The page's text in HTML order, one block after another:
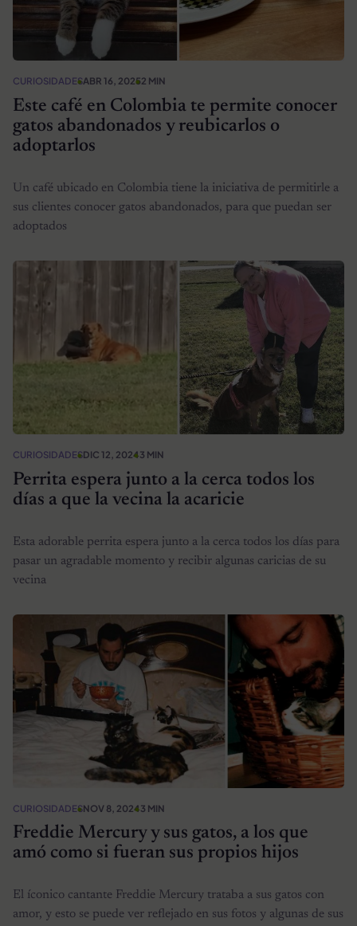
CURIOSIDADESABR 16, 20252 MIN
Este café en Colombia te permite conocer
gatos abandonados y reubicarlos o
adoptarlos
Un café ubicado en Colombia tiene la iniciativa de permitirle a
sus clientes conocer gatos abandonados, para que puedan ser
adoptados
CURIOSIDADESDIC 12, 20243 MIN
Perrita espera junto a la cerca todos los
días a que la vecina la acaricie
Esta adorable perrita espera junto a la cerca todos los días para
pasar un agradable momento y recibir algunas caricias de su
vecina
CURIOSIDADESNOV 8, 20243 MIN
Freddie Mercury y sus gatos, a los que
amó como si fueran sus propios hijos
El íconico cantante Freddie Mercury trataba a sus gatos con
amor, y esto se puede ver reflejado en sus fotos y algunas de sus